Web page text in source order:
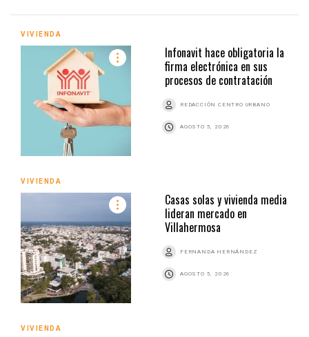
VIVIENDA
Infonavit hace obligatoria la
firma electrónica en sus
procesos de contratación
REDACCIÓN CENTRO URBANO
AGOSTO 5, 2026
VIVIENDA
Casas solas y vivienda media
lideran mercado en
Villahermosa
FERNANDA HERNÁNDEZ
AGOSTO 5, 2026
VIVIENDA